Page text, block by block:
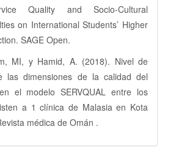
Quality and Socio-Cultural
on International Students’ Higher
SAGE Open.
MI, y Hamid, A. (2018). Nivel de
las dimensiones de la calidad del
el modelo SERVQUAL entre los
a 1 clínica de Malasia en Kota
médica de Omán .